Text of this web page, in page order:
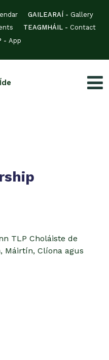
GAILEARAÍ - Gallery
TEAGMHÁIL - Contact
- App
TLP Choláiste de
Máirtín, Clíona agus